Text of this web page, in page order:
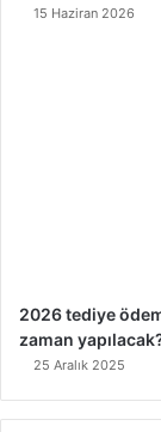
15 Haziran 2026
2026 tediye
zaman
25 Aralık 2025